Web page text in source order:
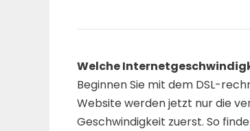
Welche
Beginnen Sie mit dem DSL-
Website werden jetzt nur die
Geschwindigkeit zuerst. So